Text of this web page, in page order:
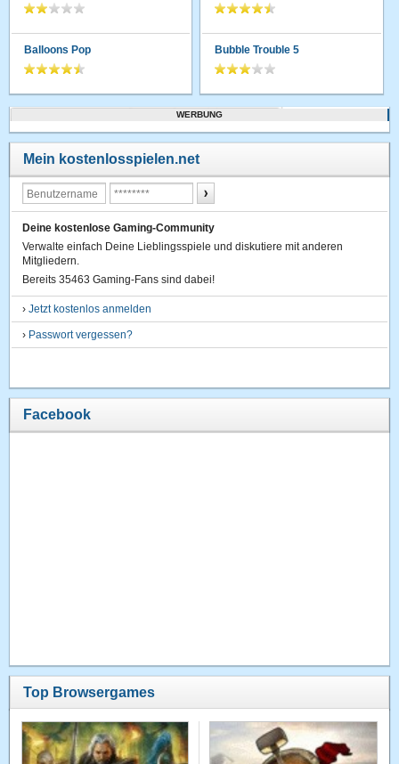
Balloons Pop Bubble Trouble 5
WERBUNG
Mein kostenlosspielen.net
Deine kostenlose Gaming-Community
Verwalte einfach Deine Lieblingsspiele und diskutiere mit anderen
Mitgliedern.
Bereits 35463 Gaming-Fans sind dabei!
›Jetzt kostenlos anmelden
› Passwort vergessen?
Facebook
Top Browsergames